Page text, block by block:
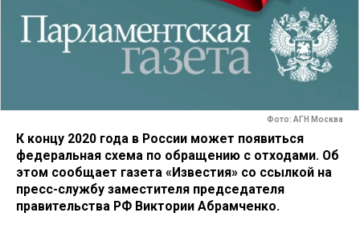
Фото: АГН Москва
К концу 2020 года в России может появиться
федеральная схема по обращению с отходами. Об
этом сообщает газета «Известия» со ссылкой на
пресс-службу заместителя председателя
правительства РФ Виктории Абрамченко.